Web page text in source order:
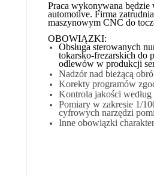
Praca wykonywana
automotive. Firma
maszynowym CNC do
OBOWIĄZKI:
Obsługa sterowanych
tokarsko-frezarskich do
odlewów w produkcji
Nadzór nad bieżącą
Korekty programów
Kontrola jakości
Pomiary w zakresie 1/
cyfrowych narzędzi
Inne obowiązki